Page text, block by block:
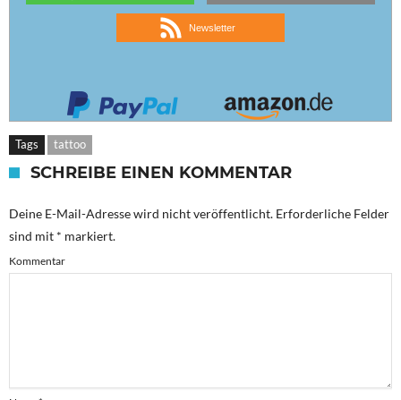
Newsletter
Tags tattoo
SCHREIBE EINEN KOMMENTAR
Deine E-Mail-Adresse wird nicht veröffentlicht. Erforderliche Felder
sind mit * markiert.
Kommentar